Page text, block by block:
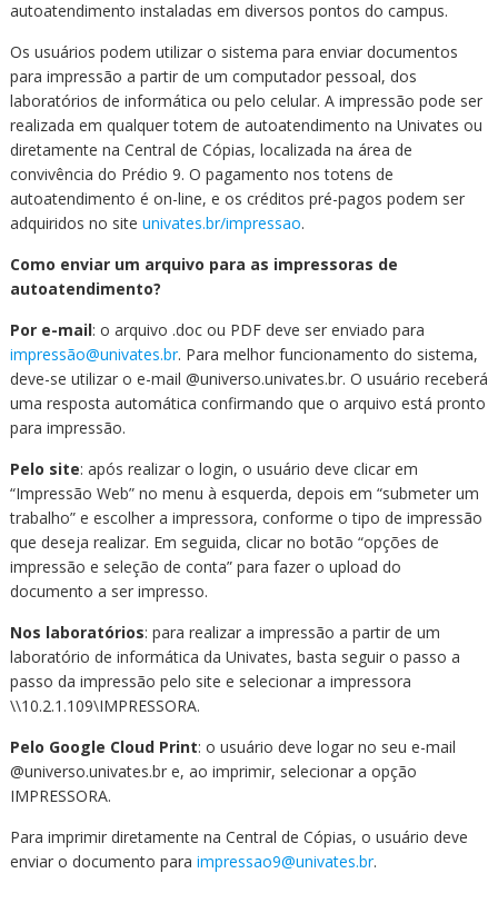
autoatendimento instaladas em diversos pontos do campus.
Os usuários podem utilizar o sistema para enviar documentos
para impressão a partir de um computador pessoal, dos
laboratórios de informática ou pelo celular. A impressão pode ser
realizada em qualquer totem de autoatendimento na Univates ou
diretamente na Central de Cópias, localizada na área de
convivência do Prédio 9. O pagamento nos totens de
autoatendimento é on-line, e os créditos pré-pagos podem ser
adquiridos no site univates.br/impressao.
Como enviar um arquivo para as impressoras de
autoatendimento?
Por e-mail: o arquivo .doc ou PDF deve ser enviado para
impressão@univates.br. Para melhor funcionamento do sistema,
deve-se utilizar o e-mail @universo.univates.br. O usuário receberá
uma resposta automática confirmando que o arquivo está pronto
para impressão.
Pelo site: após realizar o login, o usuário deve clicar em
“Impressão Web” no menu à esquerda, depois em “submeter um
trabalho” e escolher a impressora, conforme o tipo de impressão
que deseja realizar. Em seguida, clicar no botão “opções de
impressão e seleção de conta” para fazer o upload do
documento a ser impresso.
Nos laboratórios: para realizar a impressão a partir de um
laboratório de informática da Univates, basta seguir o passo a
passo da impressão pelo site e selecionar a impressora
\\10.2.1.109\IMPRESSORA.
Pelo Google Cloud Print: o usuário deve logar no seu e-mail
@universo.univates.br e, ao imprimir, selecionar a opção
IMPRESSORA.
Para imprimir diretamente na Central de Cópias, o usuário deve
enviar o documento para impressao9@univates.br.